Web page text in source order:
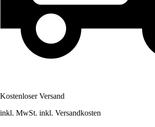
Kostenloser Versand
inkl. MwSt. inkl. Versandkosten